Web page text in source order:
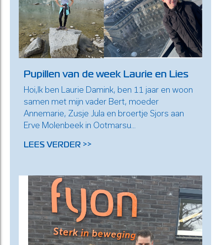
Pupillen van de week Laurie en Lies
Hoi,Ik ben Laurie Damink, ben 11 jaar en woon
samen met mijn vader Bert, moeder
Annemarie, Zusje Jula en broertje Sjors aan
Erve Molenbeek in Ootmarsu...
LEES VERDER >>